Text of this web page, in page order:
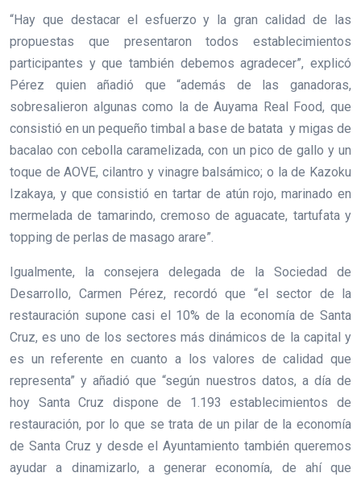
“Hay que destacar el esfuerzo y la gran calidad de las
propuestas que presentaron todos establecimientos
participantes y que también debemos agradecer”, explicó
Pérez quien añadió que “además de las ganadoras,
sobresalieron algunas como la de Auyama Real Food, que
consistió en un pequeño timbal a base de batata y migas de
bacalao con cebolla caramelizada, con un pico de gallo y un
toque de AOVE, cilantro y vinagre balsámico; o la de Kazoku
Izakaya, y que consistió en tartar de atún rojo, marinado en
mermelada de tamarindo, cremoso de aguacate, tartufata y
topping de perlas de masago arare”.
Igualmente, la consejera delegada de la Sociedad de
Desarrollo, Carmen Pérez, recordó que “el sector de la
restauración supone casi el 10% de la economía de Santa
Cruz, es uno de los sectores más dinámicos de la capital y
es un referente en cuanto a los valores de calidad que
representa” y añadió que “según nuestros datos, a día de
hoy Santa Cruz dispone de 1.193 establecimientos de
restauración, por lo que se trata de un pilar de la economía
de Santa Cruz y desde el Ayuntamiento también queremos
ayudar a dinamizarlo, a generar economía, de ahí que